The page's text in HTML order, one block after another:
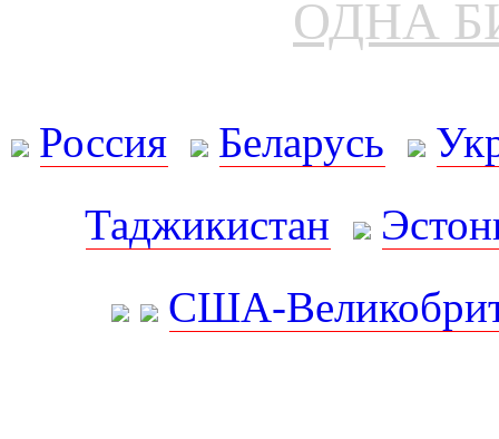
ОДНА
Россия Беларусь
Таджикистан
США-